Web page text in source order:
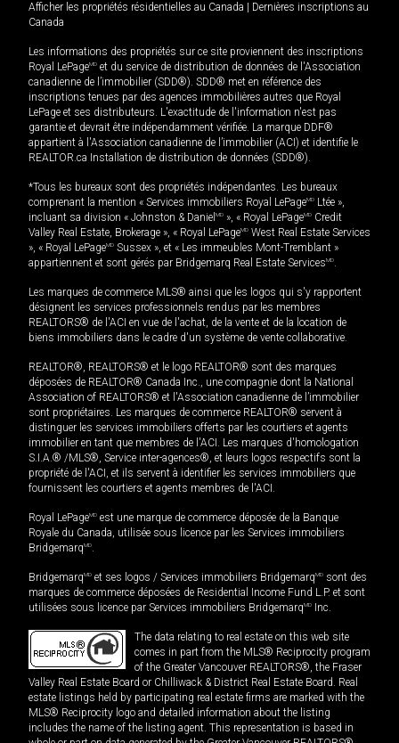
Afficher les propriétés résidentielles au Canada
Dernières inscriptions au
Canada
Les informations des propriétés sur ce site proviennent des inscriptions
Royal LePageMD et du service de distribution de données de l'Association
canadienne de l’immobilier (SDD®). SDD® met en référence des
inscriptions tenues par des agences immobilières autres que Royal
LePage et ses distributeurs. L'exactitude de l'information n'est pas
garantie et devrait être indépendamment vérifiée. La marque DDF®
appartient à l'Association canadienne de l’immobilier (ACI) et identifie le
REALTOR.ca Installation de distribution de données (SDD®).
*Tous les bureaux sont des propriétés indépendantes. Les bureaux
comprenant la mention « Services immobiliers Royal LePageMD Ltée »,
incluant sa division « Johnston & Daniel MD », « Royal LePageMD Credit
Valley Real Estate, Brokerage », « Royal LePageMD West Real Estate Services
», « Royal LePageMD Sussex », et « Les immeubles Mont-Tremblant »
appartiennent et sont gérés par Bridgemarq Real Estate ServicesMD.
Les marques de commerce MLS® ainsi que les logos qui s'y rapportent
désignent les services professionnels rendus par les membres
REALTORS® de l'ACI en vue de l'achat, de la vente et de la location de
biens immobiliers dans le cadre d'un système de vente collaborative.
REALTOR®, REALTORS® et le logo REALTOR® sont des marques
déposées de REALTOR® Canada Inc., une compagnie dont la National
Association of REALTORS® et l'Association canadienne de l’immobilier
sont propriétaires. Les marques de commerce REALTOR® servent à
distinguer les services immobiliers offerts par les courtiers et agents
immobilier en tant que membres de l'ACI. Les marques d'homologation
S.I.A.® /MLS®, Service inter-agences®, et leurs logos respectifs sont la
propriété de l'ACI, et ils servent à identifier les services immobiliers que
fournissent les courtiers et agents membres de l'ACI.
Royal LePageMD est une marque de commerce déposée de la Banque
Royale du Canada, utilisée sous licence par les Services immobiliers
BridgemarqMD.
BridgemarqMD et ses logos / Services immobiliers BridgemarqMD sont des
marques de commerce déposées de Residential Income Fund L.P. et sont
utilisées sous licence par Services immobiliers BridgemarqMD Inc.
The data relating to real estate on this web site
comes in part from the MLS® Reciprocity program
of the Greater Vancouver REALTORS®, the Fraser
Valley Real Estate Board or Chilliwack & District Real Estate Board. Real
estate listings held by participating real estate firms are marked with the
MLS® Reciprocity logo and detailed information about the listing
includes the name of the listing agent. This representation is based in